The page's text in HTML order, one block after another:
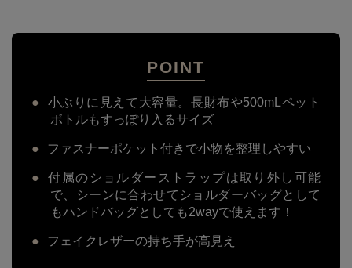
POINT
●
小ぶりに見えて大容量。長財布や500mLペット
ボトルもすっぽり入るサイズ
● ファスナーポケット付きで小物を整理しやすい
●
付属のショルダーストラップは取り外し可能
で、シーンに合わせてショルダーバッグとして
もハンドバッグとしても2wayで使えます！
● フェイクレザーの持ち手が高見え